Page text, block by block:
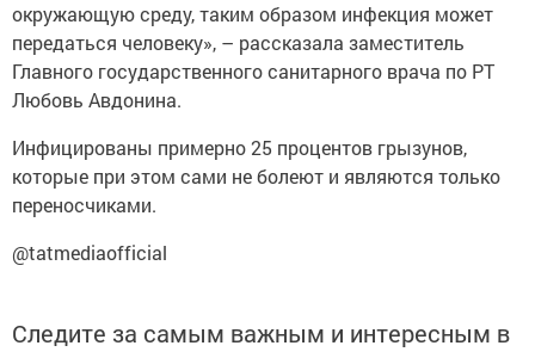
окружающую среду, таким образом инфекция может
передаться человеку», – рассказала заместитель
Главного государственного санитарного врача по РТ
Любовь Авдонина.
Инфицированы примерно 25 процентов грызунов,
которые при этом сами не болеют и являются только
переносчиками.
@tatmediaofficial
Следите за самым важным и интересным в